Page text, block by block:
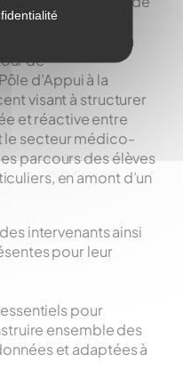
jeunes TSA.
a partagé son
de
d’Appui à la
visant à structurer
et réactive entre
le secteur médico-
parcours des élèves
en amont d’un
intervenants ainsi
pour leur
pour
ensemble des
et adaptées à